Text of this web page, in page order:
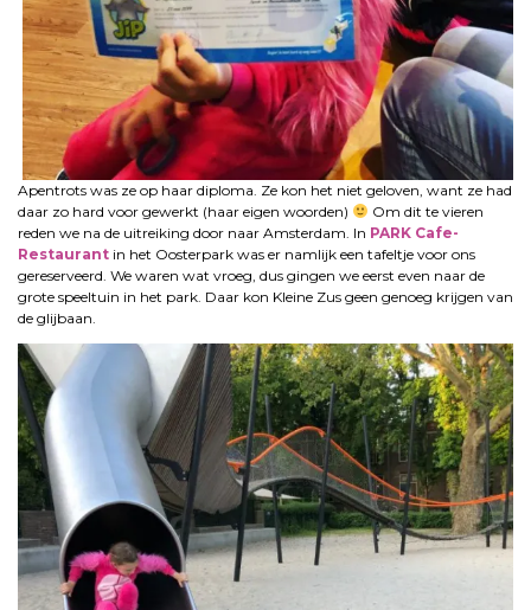
Apentrots was ze op haar diploma. Ze kon het niet geloven, want ze had
daar zo hard voor gewerkt (haar eigen woorden)
Om dit te vieren
reden we na de uitreiking door naar Amsterdam. In PARK Cafe-
Restaurant in het Oosterpark was er namlijk een tafeltje voor ons
gereserveerd. We waren wat vroeg, dus gingen we eerst even naar de
grote speeltuin in het park. Daar kon Kleine Zus geen genoeg krijgen van
de glijbaan.